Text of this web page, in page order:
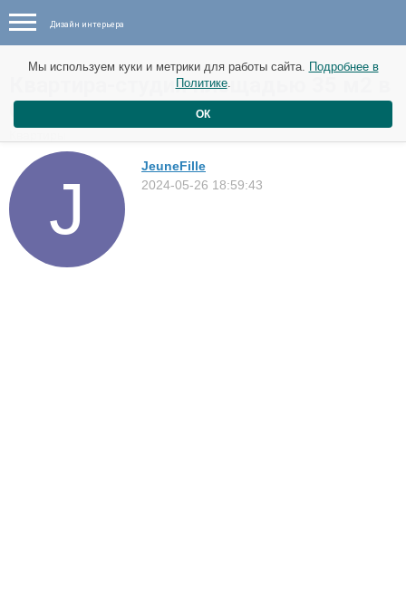
Дизайн интерьера
Квартира-студия площадью 35 м2 в
Стокгольме
JeuneFille
2024-05-26 18:59:43
Мы используем куки и метрики для работы сайта. Подробнее в
Политике.
ОК